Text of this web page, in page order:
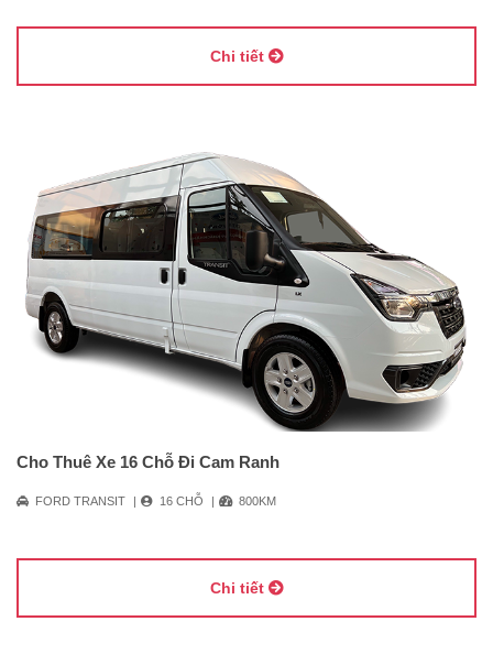
Chi tiết
Cho Thuê Xe 16 Chỗ Đi Cam Ranh
FORD TRANSIT 16 CHỖ 800KM
Chi tiết